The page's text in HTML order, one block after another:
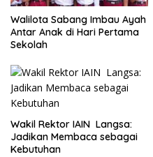
Walilota Sabang Imbau Ayah
Antar Anak di Hari Pertama
Sekolah
Wakil Rektor IAIN Langsa:
Jadikan Membaca sebagai
Kebutuhan